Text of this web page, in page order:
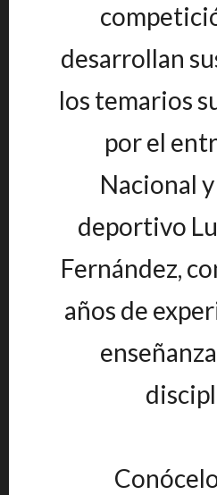
desarrollan
los temarios
por el
Nacional
deportivo
Fernández,
años de